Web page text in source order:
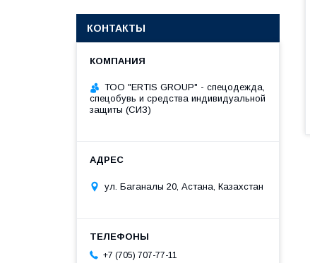
КОНТАКТЫ
ТОО "ERTIS GROUP" - спецодежда,
спецобувь и средства индивидуальной
защиты (СИЗ)
ул. Баганалы 20, Астана, Казахстан
+7 (705) 707-77-11